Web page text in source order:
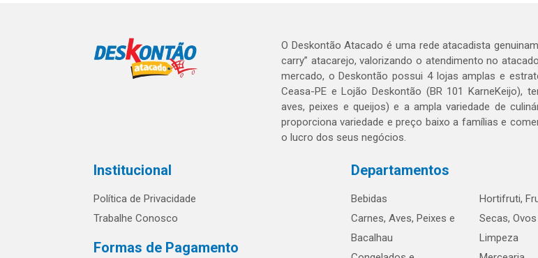
O Deskontão Atacado é uma rede atacadista
carry” atacarejo, valorizando o atendimento no
mercado, o Deskontão possui 4 lojas amplas e
Ceasa-PE e Lojão Deskontão (BR 101 KarneKeijo),
aves, peixes e queijos) e a ampla variedade de
proporciona variedade e preço baixo a famílias e
o lucro dos seus negócios.
Institucional
Política de Privacidade
Trabalhe Conosco
Formas de Pagamento
Departamentos
Bebidas
Carnes, Aves, Peixes e
Bacalhau
Hortifruti,
Secas,
Limpeza